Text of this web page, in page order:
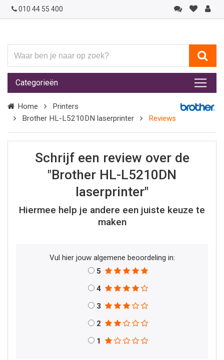
010 44 55 400
ben
je
naar
op
zoek?
Categorieën
Home
Printers
Brother HL-L5210DN laserprinter
Reviews
Schrijf een review over de
"Brother HL-L5210DN
laserprinter"
Hiermee help je andere een juiste keuze te
maken
Vul hier jouw algemene beoordeling in:
5
4
3
2
1